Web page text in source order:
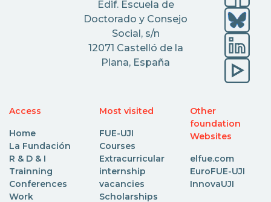
Edif. Escuela de
Doctorado y Consejo
Social, s/n
12071 Castelló de la
Plana, España
Access
Home
La Fundación
R & D & I
Trainning
Conferences
Work
Most visited
FUE-UJI
Courses
Extracurricular
internship
vacancies
Scholarships
Other
foundation
Websites
elfue.com
EuroFUE-UJI
InnovaUJI